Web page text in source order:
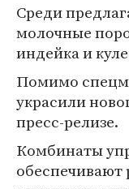
Среди
молочные
индейка и
Помимо
украсили
пресс-релизе.
Комбинаты
обеспечивают